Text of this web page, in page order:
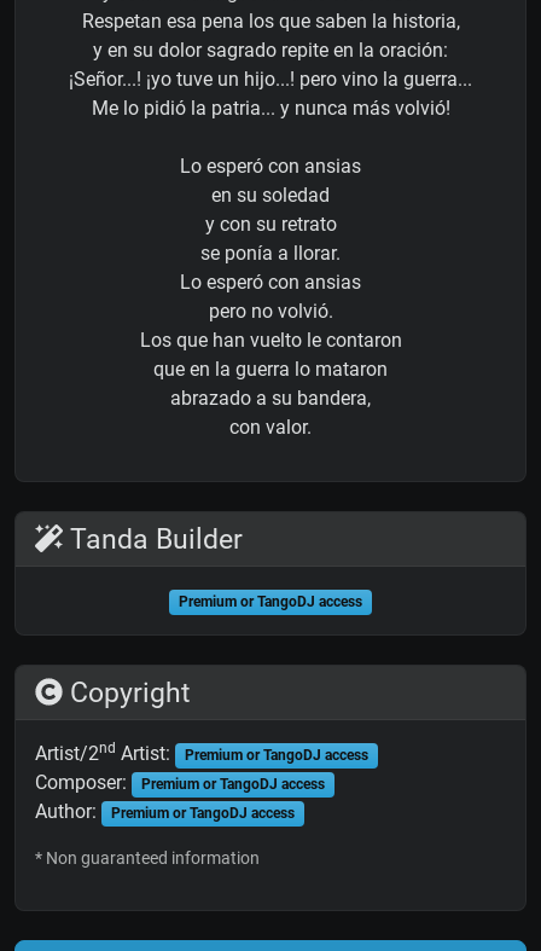
Respetan esa pena los que saben la historia,
y en su dolor sagrado repite en la oración:
¡Señor...! ¡yo tuve un hijo...! pero vino la guerra...
Me lo pidió la patria... y nunca más volvió!
Lo esperó con ansias
en su soledad
y con su retrato
se ponía a llorar.
Lo esperó con ansias
pero no volvió.
Los que han vuelto le contaron
que en la guerra lo mataron
abrazado a su bandera,
con valor.
Tanda Builder
Premium or TangoDJ access
Copyright
Artist/2nd Artist: Premium or TangoDJ access
Composer: Premium or TangoDJ access
Author: Premium or TangoDJ access
* Non guaranteed information